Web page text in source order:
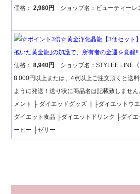
価格：2,980円 ショップ名：ビューティーレ
☆ポイント3倍☆黄金浄化晶龍【3個セット
抱いた黄金龍｣の加護で、所有者の金運を覚醒!!
価格：8,940円
ショップ名：STYLEE LINE《
8 000円以上または、4点以上ご注文頂くと送
ように発送！送り状に商品名は記載致しませ
メント ├ ダイエッドグッズ ｜├ダイエットウ
ダイエット食品 ├ダイエットドリンク ├ダイ
ーヒー ├ゼリー